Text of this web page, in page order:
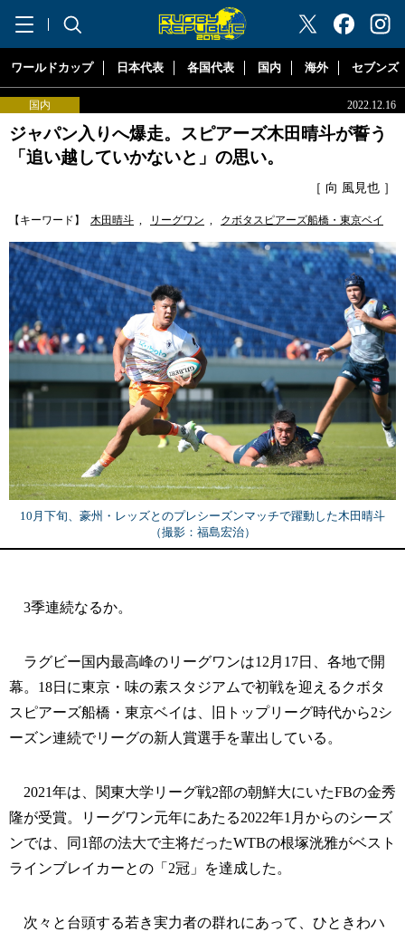
"ラグビーリパブリック"
ワールドカップ 日本代表 各国代表 国内 海外 セブンズ
国内 2022.12.16
ジャパン入りへ爆走。スピアーズ木田晴斗が誓う
「追い越していかないと」の思い。
［ 向 風見也 ］
【キーワード】 木田晴斗 , リーグワン , クボタスピアーズ船橋・東京ベイ
10月下旬、豪州・レッズとのプレシーズンマッチで躍動した木田晴斗
（撮影：福島宏治）
3季連続なるか。
ラグビー国内最高峰のリーグワンは12月17日、各地で開
幕。18日に東京・味の素スタジアムで初戦を迎えるクボタ
スピアーズ船橋・東京ベイは、旧トップリーグ時代から2シ
ーズン連続でリーグの新人賞選手を輩出している。
2021年は、関東大学リーグ戦2部の朝鮮大にいたFBの金秀
隆が受賞。リーグワン元年にあたる2022年1月からのシーズ
ンでは、同1部の法大で主将だったWTBの根塚洸雅がベスト
ラインブレイカーとの「2冠」を達成した。
次々と台頭する若き実力者の群れにあって、ひときわハ